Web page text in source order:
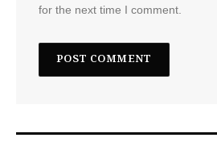
for the next time I comment.